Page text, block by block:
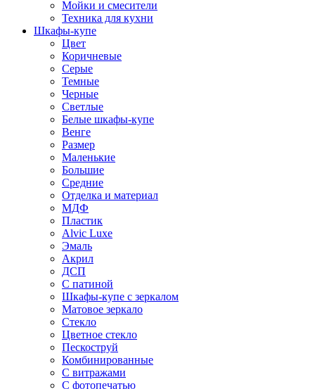
Мойки и смесители
Техника для кухни
Шкафы-купе
Цвет
Коричневые
Серые
Темные
Черные
Светлые
Белые шкафы-купе
Венге
Размер
Маленькие
Большие
Средние
Отделка и материал
МДФ
Пластик
Alvic Luxe
Эмаль
Акрил
ДСП
С патиной
Шкафы-купе с зеркалом
Матовое зеркало
Стекло
Цветное стекло
Пескоструй
Комбинированные
С витражами
С фотопечатью